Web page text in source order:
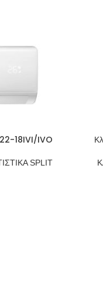
18IVI/IVO
SPLIT